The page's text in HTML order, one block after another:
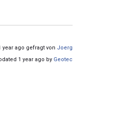
year ago gefragt von Joerg
1 year ago by Geotec